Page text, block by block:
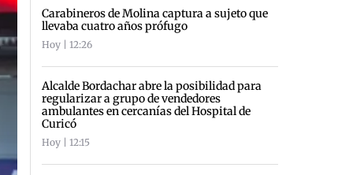
Carabineros de Molina captura a sujeto que
llevaba cuatro años prófugo
Hoy | 12:26
Alcalde Bordachar abre la posibilidad para
regularizar a grupo de vendedores
ambulantes en cercanías del Hospital de
Curicó
Hoy | 12:15